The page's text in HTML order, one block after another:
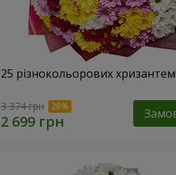
25 різнокольорових хризантем!
3 374 грн